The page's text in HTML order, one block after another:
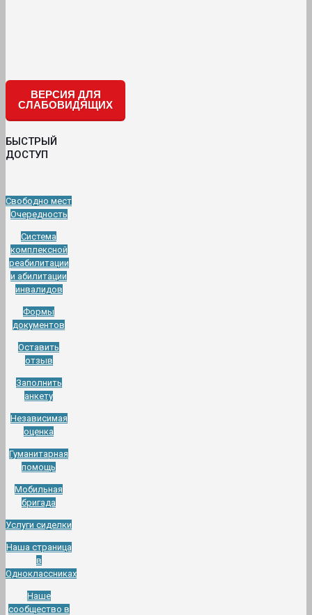
ВЕРСИЯ ДЛЯ
СЛАБОВИДЯЩИХ
БЫСТРЫЙ
ДОСТУП
Свободно мест
Очередность
Система
комплексной
реабилитации
и абилитации
инвалидов
Формы
документов
Оставить
отзыв
Заполнить
анкету
Независимая
оценка
Гуманитарная
помощь
Мобильная
бригада
Услуги сиделки
Наша страница
в
Одноклассниках
Наше
сообщество в